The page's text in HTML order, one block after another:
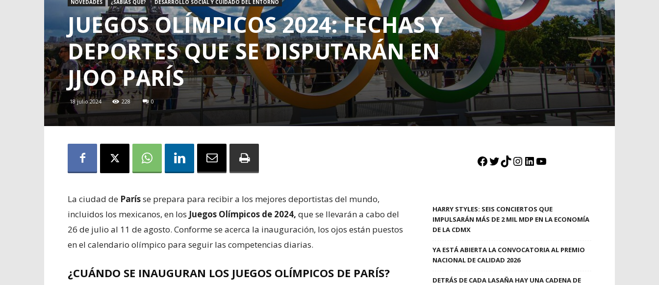
NOVEDADES ¿SABÍAS QUÉ? DESARROLLO SOCIAL Y CUIDADO DEL ENTORNO
JUEGOS OLÍMPICOS 2024: FECHAS Y
DEPORTES QUE SE DISPUTARÁN EN
JJOO PARÍS
18 julio 2024 228 0
La ciudad de Parísse prepara para recibir a los mejores deportistas del mundo,
incluidos los mexicanos, en los Juegos Olímpicos de 2024, que se llevarán a cabo del
26 de julio al 11 de agosto. Conforme se acerca la inauguración, los ojos están puestos
en el calendario olímpico para seguir las competencias diarias.
¿CUÁNDO SE INAUGURAN LOS JUEGOS OLÍMPICOS DE PARÍS?
Facebook
Twitter
TikTok
Instagram
LinkedIn
YouTube
HARRY STYLES: SEIS CONCIERTOS QUE
IMPULSARÁN MÁS DE 2 MIL MDP EN LA ECONOMÍA
DE LA CDMX
YA ESTÁ ABIERTA LA CONVOCATORIA AL PREMIO
NACIONAL DE CALIDAD 2026
DETRÁS DE CADA LASAÑA HAY UNA CADENA DE